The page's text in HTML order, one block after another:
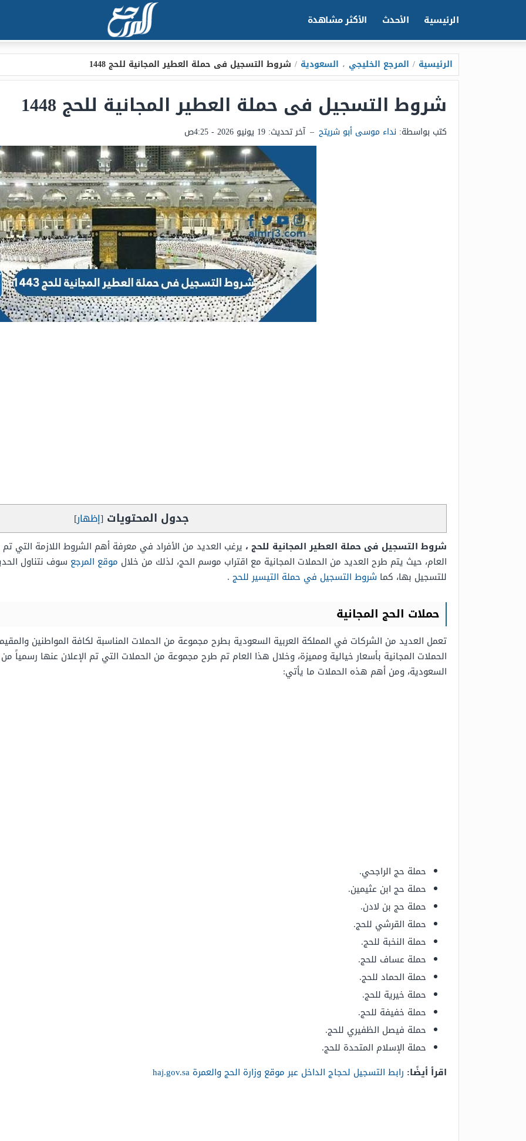
الرئيسية الأحدث الأكثر مشاهدة
الرئيسية / المرجع الخليجي ، السعودية / شروط التسجيل فى حملة العطير المجانية للحج 1448
شروط التسجيل فى حملة العطير المجانية للحج 1448
كتب بواسطة: نداء موسى أبو شريتح – آخر تحديث: 19 يونيو 2026 - 4:25ص
جدول المحتويات [إظهار]
شروط التسجيل فى حملة العطير المجانية للحج ، يرغب العديد من الأفراد في معرفة أهم الشروط اللازمة التي
العام، حيث يتم طرح العديد من الحملات المجانية مع اقتراب موسم الحج، لذلك من خلال موقع المرجع سوف نتناول
للتسجيل بها، كما شروط التسجيل في حملة التيسير للحج .
حملات الحج المجانية
تعمل العديد من الشركات في المملكة العربية السعودية بطرح مجموعة من الحملات المناسبة لكافة المواطنين
الحملات المجانية بأسعار خيالية ومميزة، وخلال هذا العام تم طرح مجموعة من الحملات التي تم الإعلان عنها رسمياً
السعودية، ومن أهم هذه الحملات ما يأتي:
حملة حج الراجحي.
حملة حج ابن عثيمين.
حملة حج بن لادن.
حملة القرشي للحج.
حملة النخبة للحج.
حملة عساف للحج.
حملة الحماد للحج.
حملة خيرية للحج.
حملة خفيفة للحج.
حملة فيصل الظفيري للحج.
حملة الإسلام المتحدة للحج.
اقرأ أيضًا: رابط التسجيل لحجاج الداخل عبر موقع وزارة الحج والعمرة haj.gov.sa